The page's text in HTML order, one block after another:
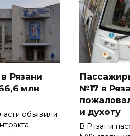
Рязани
млн
объявили
№17 в
и духоту
В Рязани